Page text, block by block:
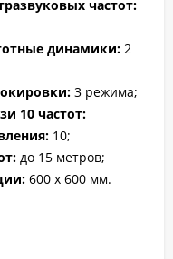
частот:
динамики: 2
3 режима;
10 частот:
10;
до 15 метров;
600 х 600 мм.